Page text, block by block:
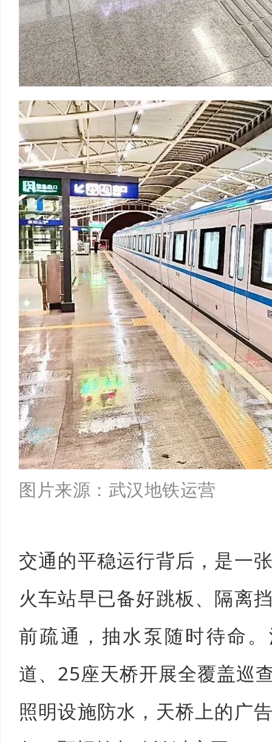
图片来源：武汉地铁运营
交通的平稳运行背后，是一
火车站早已备好跳板、隔离
前疏通，抽水泵随时待命
道、25座天桥开展全覆盖巡
照明设施防水，天桥上的广